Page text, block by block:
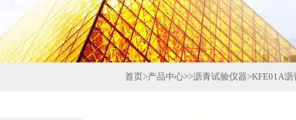
首页>产品中心>>沥青试验仪器>KFE01A